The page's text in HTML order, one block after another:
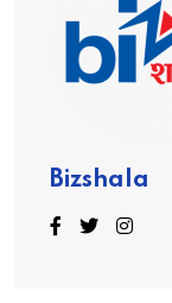
Bizshala